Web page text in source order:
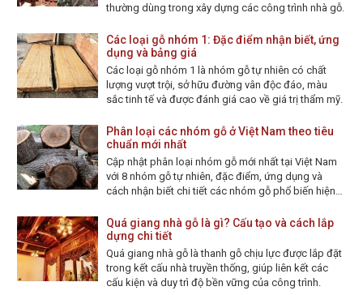
thường dùng trong xây dựng các công trình nhà gỗ.
Các loại gỗ nhóm 1: Đặc điểm nhận biết, ứng
dụng và bảng giá
Các loại gỗ nhóm 1 là nhóm gỗ tự nhiên có chất
lượng vượt trội, sở hữu đường vân độc đáo, màu
sắc tinh tế và được đánh giá cao về giá trị thẩm mỹ.
Phân loại các nhóm gỗ ở Việt Nam theo tiêu
chuẩn mới nhất
Cập nhật phân loại nhóm gỗ mới nhất tại Việt Nam
với 8 nhóm gỗ tự nhiên, đặc điểm, ứng dụng và
cách nhận biết chi tiết các nhóm gỗ phổ biến hiện
Quá giang nhà gỗ là gì? Cấu tạo và cách lắp
dựng chi tiết
Quá giang nhà gỗ là thanh gỗ chịu lực được lắp đặt
trong kết cấu nhà truyền thống, giúp liên kết các
cấu kiện và duy trì độ bền vững của công trình.